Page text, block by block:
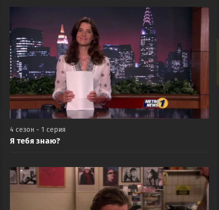
4 сезон - 1 серия
Я тебя знаю?